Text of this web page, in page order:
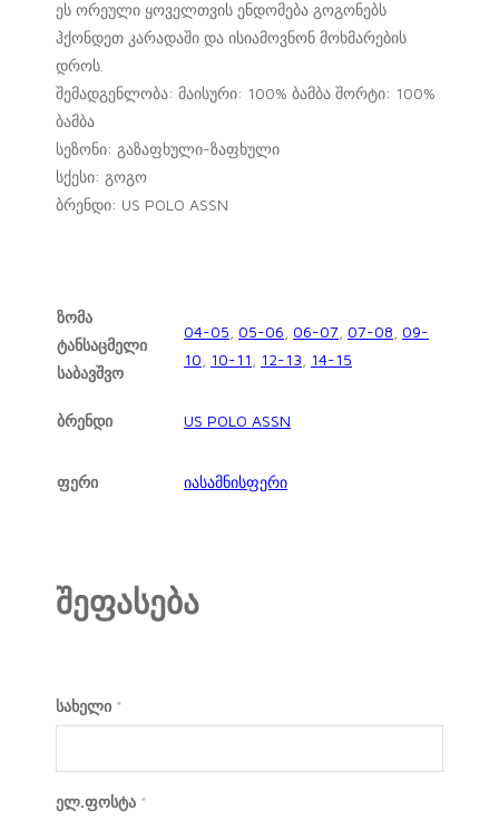
ეს ორეული ყოველთვის ენდომება გოგონებს
ჰქონდეთ კარადაში და ისიამოვნონ მოხმარების
დროს.
შემადგენლობა: მაისური: 100% ბამბა შორტი: 100%
ბამბა
სეზონი: გაზაფხული-ზაფხული
სქესი: გოგო
ბრენდი: US POLO ASSN
ზომა
ტანსაცმელი
საბავშვო
04-05 05-06 06-07 07-08 09-
10
10-11 12-13 14-15
ბრენდი US POLO ASSN
ფერი იასამნისფერი
შეფასება
სახელი *
ელ.ფოსტა *